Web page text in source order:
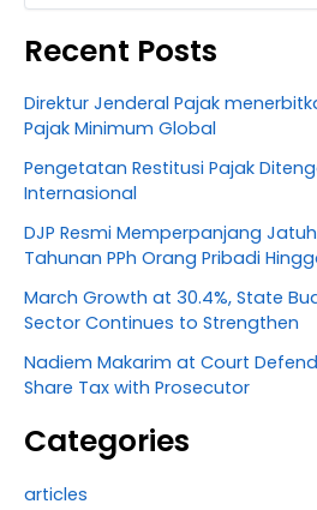
Recent Posts
Direktur Jenderal Pajak
Pajak Minimum Global
Pengetatan Restitusi Pajak
Internasional
DJP Resmi Memperpanjang
Tahunan PPh Orang Pribadi
March Growth at 30.4%, State
Sector Continues to Strengthen
Nadiem Makarim at Court
Share Tax with Prosecutor
Categories
articles